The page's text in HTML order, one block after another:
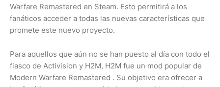
Warfare Remastered en Steam. Esto permitirá a los
fanáticos acceder a todas las nuevas características que
promete este nuevo proyecto.
Para aquellos que aún no se han puesto al día con todo el
fiasco de Activision y H2M, H2M fue un mod popular de
Modern Warfare Remastered . Su objetivo era ofrecer a